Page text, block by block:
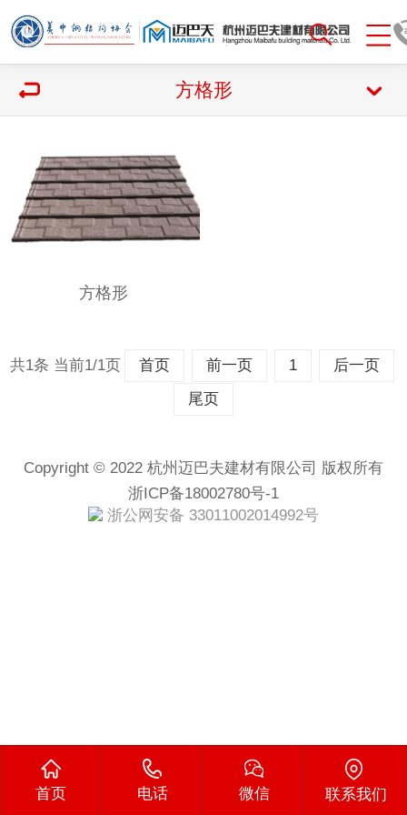
方格形
方格形
共1条 当前1/1页 首页 前一页 1
后一页
尾页
Copyright © 2022 杭州迈巴夫建材有限公司 版权所有
浙ICP备18002780号-1
浙公网安备 33011002014992号
首页 电话 微信 联系我们